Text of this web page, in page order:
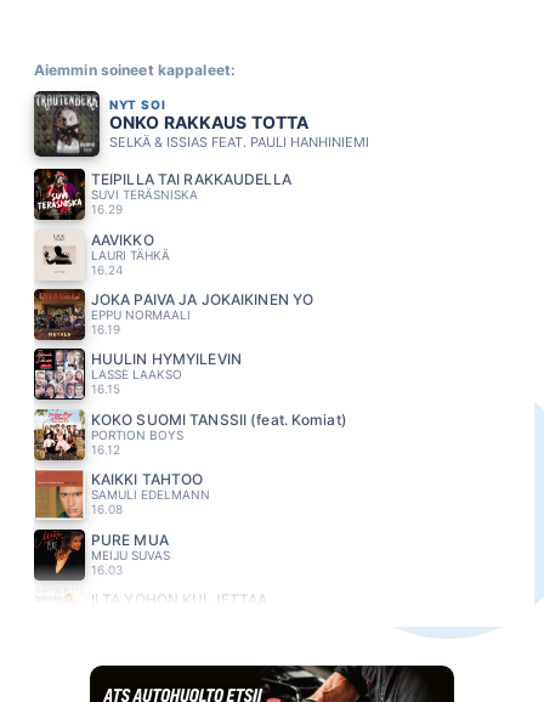
Aiemmin soineet kappaleet:
NYT SOI
ONKO RAKKAUS TOTTA
SELKÄ & ISSIAS FEAT. PAULI HANHINIEMI
TEIPILLÄ TAI RAKKAUDELLA
SUVI TERÄSNISKA
16.29
AAVIKKO
LAURI TÄHKÄ
16.24
JOKA PÄIVÄ JA JOKAIKINEN YÖ
EPPU NORMAALI
16.19
HUULIN HYMYILEVIN
LASSE LAAKSO
16.15
KOKO SUOMI TANSSII (feat. Komiat)
PORTION BOYS
16.12
KAIKKI TAHTOO
SAMULI EDELMANN
16.08
PURE MUA
MEIJU SUVAS
16.03
ILTA YÖHÖN KULJETTAA
KANAVA
15.54